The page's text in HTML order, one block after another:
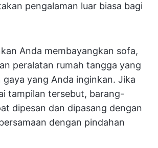
pengalaman luar biasa bagi
Anda membayangkan sofa,
peralatan rumah tangga yang
gaya yang Anda inginkan. Jika
tampilan tersebut, barang-
dipesan dan dipasang dengan
dengan pindahan